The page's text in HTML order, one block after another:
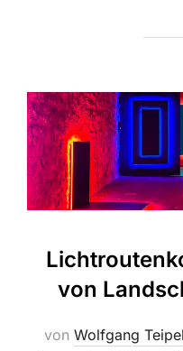
von
von Wolfgang Teipel